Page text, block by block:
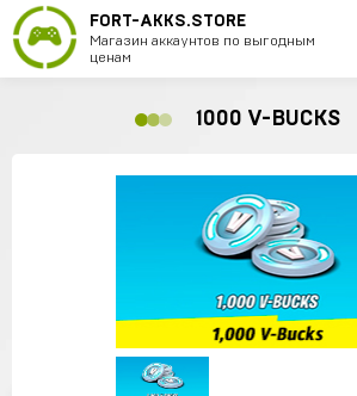
FORT-AKKS.STORE
Магазин аккаунтов по выгодным
ценам
1000 V-BUCKS